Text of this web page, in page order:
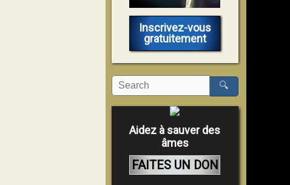
Inscrivez-vous
gratuitement
🔍
Aidez à sauver des
âmes
FAITES UN DON